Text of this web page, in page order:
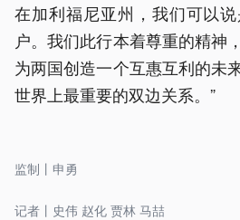
在加利福尼亚州，我们可以
户。我们此行本着尊重的精神
为两国创造一个互惠互利的未
世界上最重要的双边关系。”
监制丨申勇
记者丨史伟 赵化 贾林 马喆